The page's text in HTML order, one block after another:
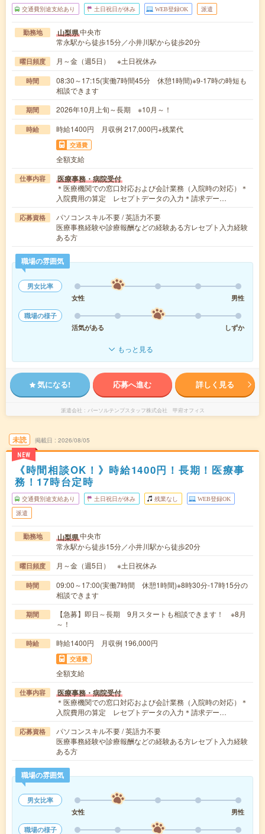
交通費別途支給あり 土日祝日が休み WEB登録OK 派遣
勤務地 山梨県中央市
常永駅から徒歩15分／小井川駅から徒歩20分
曜日頻度 月～金（週5日） ※土日祝休み
時間
08:30～17:15(実働7時間45分 休憩1時間)※9-17時の時短も
相談できます
期間 2026年10月上旬～長期 ※10月～！
時給 時給1400円 月収例 217,000円+残業代
交通費
全額支給
仕事内容 医療事務・病院受付
＊医療機関での窓口対応および会計業務（入院時の対応）＊
入院費用の算定 レセプトデータの入力＊請求デー…
応募資格
パソコンスキル不要 / 英語力不要
医療事務経験や診療報酬などの経験ある方レセプト入力経験
ある方
職場の雰囲気
男女比率
女性
男性
職場の様子
活気がある
しずか
もっと見る
気になる! 応募へ進む 詳しく見る
派遣会社 パーソルテンプスタッフ株式会社 甲府オフィス
未読
NEW
掲載日 2026/08/05
《時間相談OK！》時給1400円！長期！医療事
務！17時台定時
交通費別途支給あり 土日祝日が休み 残業なし WEB登録OK
派遣
勤務地 山梨県中央市
常永駅から徒歩15分／小井川駅から徒歩20分
曜日頻度 月～金（週5日） ※土日祝休み
時間
09:00～17:00(実働7時間 休憩1時間)※8時30分-17時15分の
相談できます
期間
【急募】即日～長期 9月スタートも相談できます！ ※8月
～！
時給 時給1400円 月収例 196,000円
交通費
全額支給
仕事内容 医療事務・病院受付
＊医療機関での窓口対応および会計業務（入院時の対応）＊
入院費用の算定 レセプトデータの入力＊請求デー…
応募資格
パソコンスキル不要 / 英語力不要
医療事務経験や診療報酬などの経験ある方レセプト入力経験
ある方
職場の雰囲気
男女比率
女性
男性
職場の様子